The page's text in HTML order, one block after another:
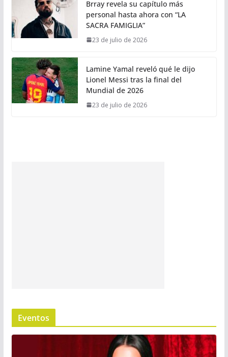
Brray revela su capítulo más
personal hasta ahora con “LA
SACRA FAMIGLIA”
23 de julio de 2026
Lamine Yamal reveló qué le dijo
Lionel Messi tras la final del
Mundial de 2026
23 de julio de 2026
Eventos